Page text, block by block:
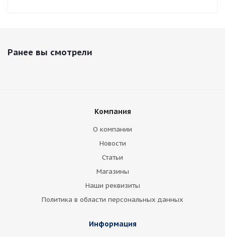
Ранее вы смотрели
Компания
О компании
Новости
Статьи
Магазины
Наши реквизиты
Политика в области персональных данных
Информация